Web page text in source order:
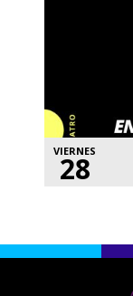
VIERNES
28